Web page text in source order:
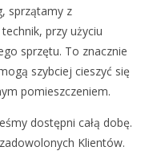
sprzątamy z
przy użyciu
sprzętu. To znacznie
szybciej cieszyć się
pomieszczeniem.
dostępni całą dobę.
Klientów.